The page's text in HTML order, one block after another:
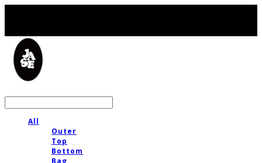
All
Outer
Top
Bottom
Bag